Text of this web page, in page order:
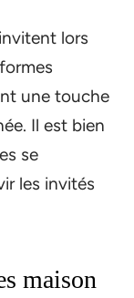
lors
une touche
Il est bien
se
les invités
maison